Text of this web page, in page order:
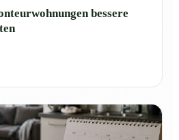
bessere